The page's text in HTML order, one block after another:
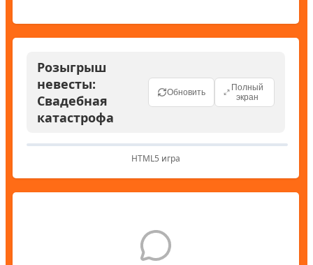
Розыгрыш
невесты:
Свадебная
катастрофа
Обновить
Полный
экран
HTML5 игра